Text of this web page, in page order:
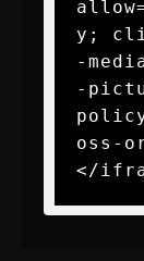
y;
-
-
oss-
</